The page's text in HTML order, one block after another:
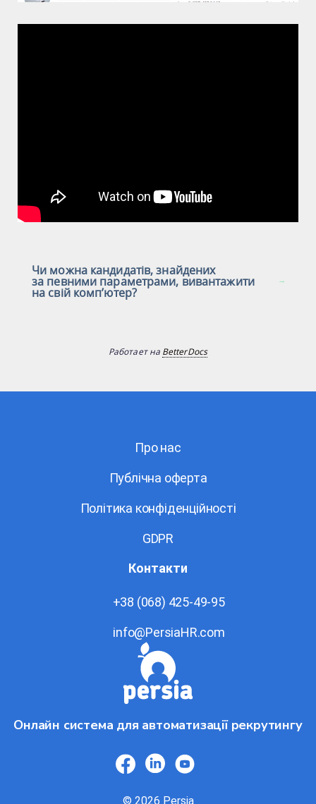
Чи можна кандидатів, знайдених
за певними параметрами, вивантажити
на свій комп’ютер?
Работает на BetterDocs
Онлайн система для автоматизації рекрутингу
© 2026 Persia
Про нас
Публічна оферта
Політика конфіденційності
GDPR
Контакти
+38 (068) 425-49-95
info@PersiaHR.com